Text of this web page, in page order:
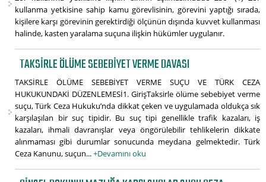
kullanma yetkisine sahip kamu görevlisinin, görevini yaptığı sırada,
kişilere karşı görevinin gerektirdiği ölçünün dışında kuvvet kullanması
halinde, kasten yaralama suçuna ilişkin hükümler uygulanır.
TAKSIRLE ÖLÜME SEBEBIYET VERME DAVASI
TAKSİRLE ÖLÜME SEBEBİYET VERME SUÇU VE TÜRK CEZA
HUKUKUNDAKİ DÜZENLEMESİ1. GirişTaksirle ölüme sebebiyet verme
suçu, Türk Ceza Hukuku’nda dikkat çeken ve uygulamada oldukça sık
karşılaşılan bir suç tipidir. Bu suç tipi genellikle trafik kazaları, iş
kazaları, ihmali davranışlar veya öngörülebilir tehlikelerin dikkate
alınmaması gibi durumlar sonucunda meydana gelmektedir. Türk
Ceza Kanunu, suçun...+Devamını oku